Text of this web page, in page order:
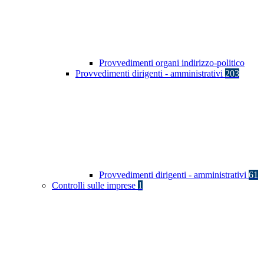
Provvedimenti organi indirizzo-politico
Provvedimenti dirigenti - amministrativi 203
Provvedimenti dirigenti - amministrativi 61
Controlli sulle imprese 1